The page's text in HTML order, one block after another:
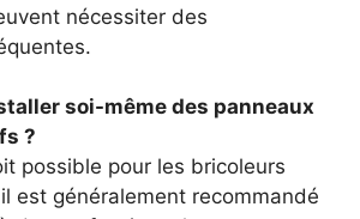
nécessiter des
soi-même des panneaux
?
possible pour les bricoleurs
est généralement recommandé